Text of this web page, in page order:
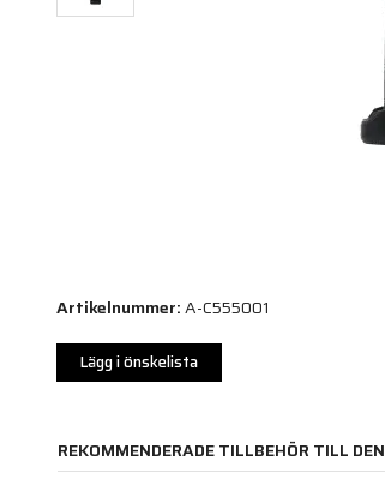
Artikelnummer:A-C555001
Lägg i önskelista
REKOMMENDERADE TILLBEHÖR TILL